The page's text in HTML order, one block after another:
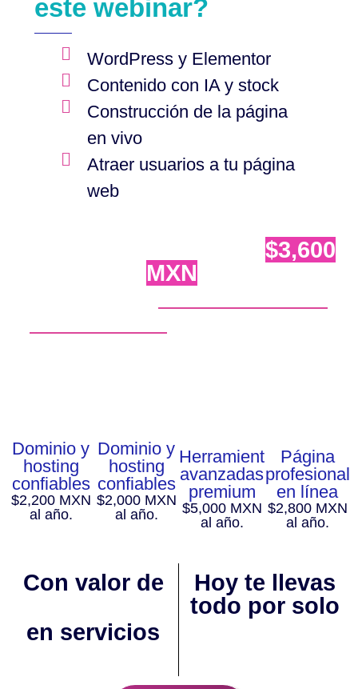
este webinar?
WordPress y Elementor
Contenido con IA y stock
Construcción de la página
en vivo
Atraer usuarios a tu página
web
$3,600
MXN
Dominio y
hosting
confiables
$2,200 MXN
al año.
Dominio y
hosting
confiables
$2,000 MXN
al año.
Herramientas
avanzadas
premium
$5,000 MXN
al año.
Página
profesional
en línea
$2,800 MXN
al año.
Con valor de
en servicios
Hoy te llevas
todo por solo